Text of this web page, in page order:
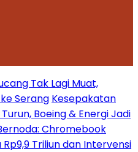
Tak Lagi Muat,
Serang Kesepakatan
Boeing & Energi Jadi
Chromebook
Triliun dan Intervensi